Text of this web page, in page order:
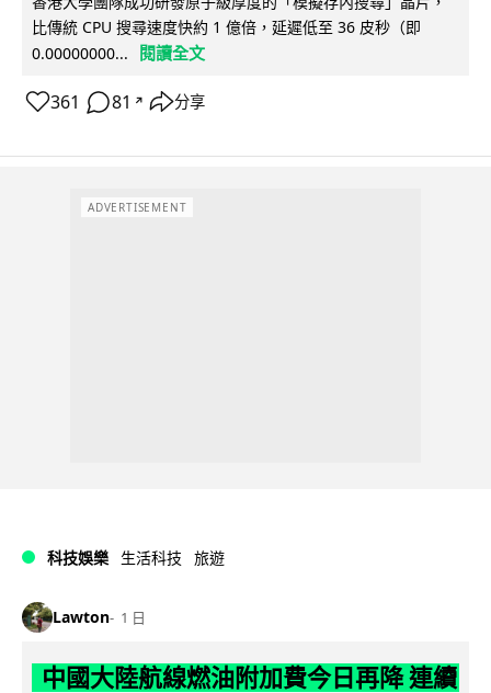
比傳統 CPU 搜尋速度快約 1 億倍，延遲低至 36 皮秒（即
0.00000000...
閱讀全文
361 81 ↗ 分享
ADVERTISEMENT
科技娛樂 生活科技 旅遊
Lawton 1 日
中國大陸航線燃油附加費今日再降 連續